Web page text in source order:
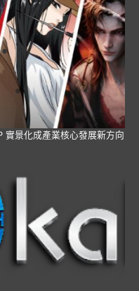
實景化成產業核心發展新方向